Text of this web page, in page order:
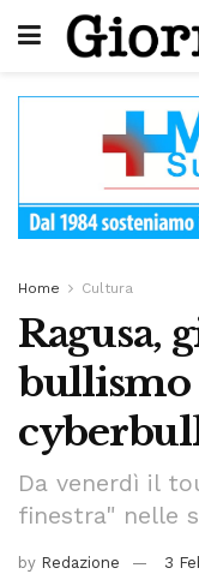
Home Cultura
Ragusa,
bullismo
Da venerdì il
finestra" nelle
by Redazione 3